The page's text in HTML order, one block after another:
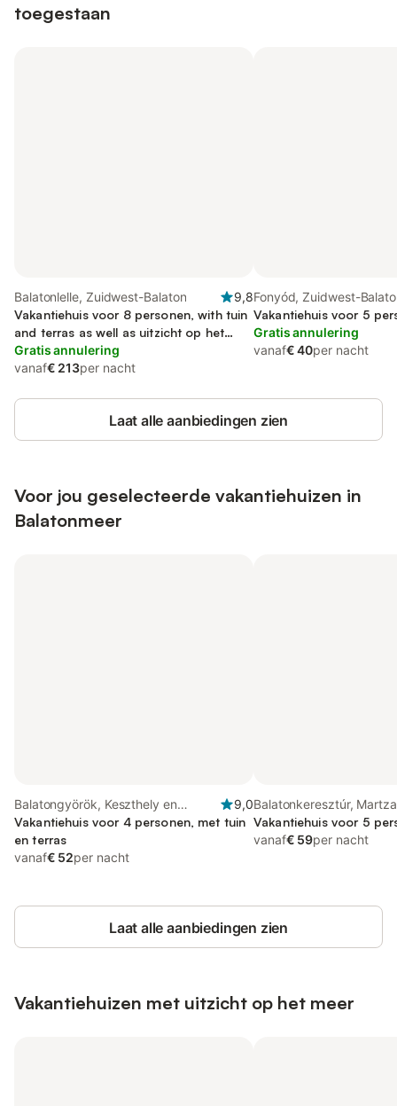
toegestaan
Balatonlelle, Zuidwest-Balaton
9,8
Vakantiehuis voor 8 personen, with tuin
and terras as well as uitzicht op het
meer, met huisdier
Gratis annulering
vanaf€ 213per nacht
Fonyód, Zuidwest-
Vakantiehuis voor 5
Gratis annulering
vanaf€ 40per nacht
Laat alle aanbiedingen zien
Voor jou geselecteerde vakantiehuizen in
Balatonmeer
Balatongyörök, Keszthely en
omgeving
9,0
Vakantiehuis voor 4 personen, met tuin
en terras
vanaf€ 52per nacht
Balatonkeresztúr,
omgeving
Vakantiehuis voor 5
vanaf€ 59per nacht
Laat alle aanbiedingen zien
Vakantiehuizen met uitzicht op het meer